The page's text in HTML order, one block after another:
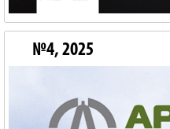
№4, 2025